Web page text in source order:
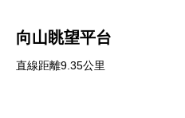
向山眺望平台
直線距離9.35公里